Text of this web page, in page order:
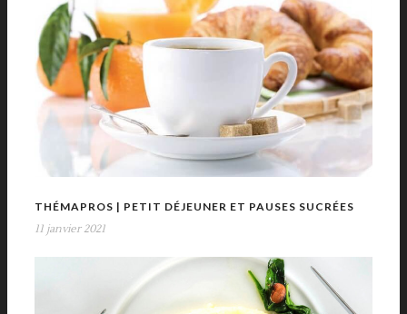
THÉMAPROS | PETIT DÉJEUNER ET PAUSES SUCRÉES
11 janvier 2021